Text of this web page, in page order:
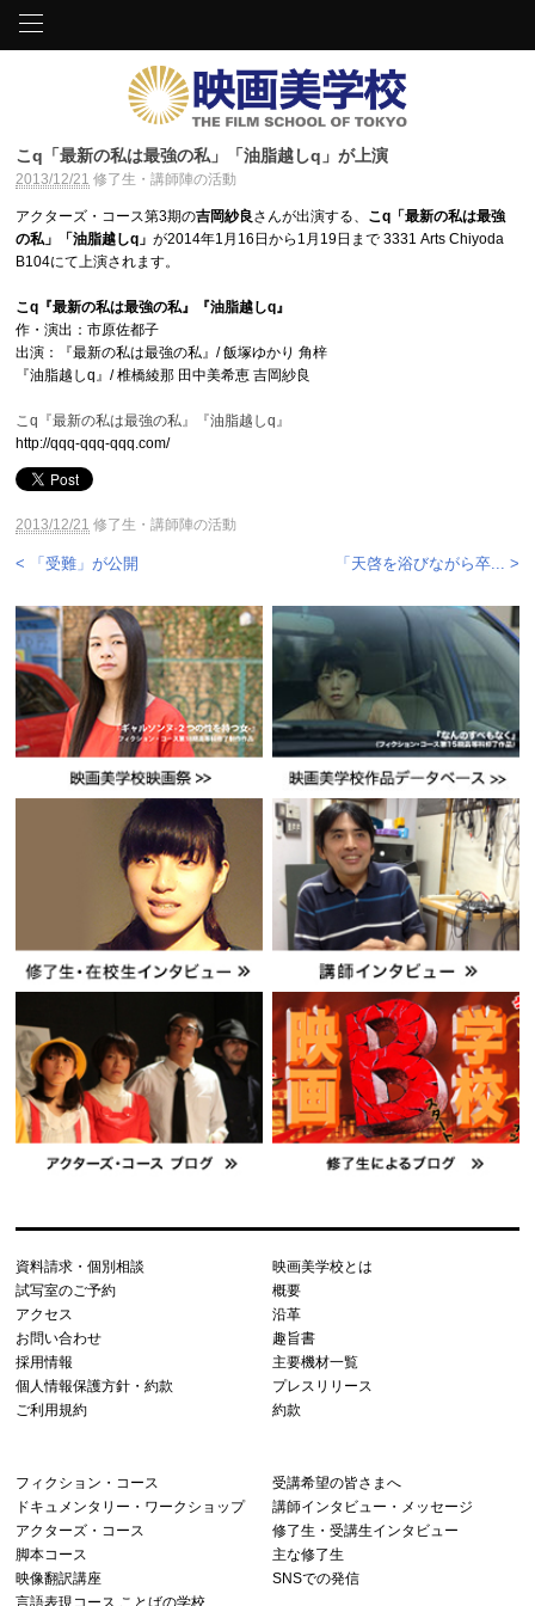
こq「最新の私は最強の私」「油脂越しq」が上演
2013/12/21 修了生・講師陣の活動
アクターズ・コース第3期の吉岡紗良さんが出演する、 こq「最新の私は最強
の私」「油脂越しq」が2014年1月16日から1月19日まで 3331 Arts Chiyoda
B104にて上演されます。
こq『最新の私は最強の私』『油脂越しq』
作・演出：市原佐都子
出演：『最新の私は最強の私』/ 飯塚ゆかり 角梓
『油脂越しq』/ 椎橋綾那 田中美希恵 吉岡紗良
こq『最新の私は最強の私』『油脂越しq』
http://qqq-qqq-qqq.com/
2013/12/21 修了生・講師陣の活動
< 「受難」が公開 「天啓を浴びながら卒... >
資料請求・個別相談
試写室のご予約
アクセス
お問い合わせ
採用情報
個人情報保護方針・約款
ご利用規約
映画美学校とは
概要
沿革
趣旨書
主要機材一覧
プレスリリース
約款
フィクション・コース
ドキュメンタリー・ワークショップ
アクターズ・コース
脚本コース
映像翻訳講座
言語表現コース ことばの学校
受講希望の皆さまへ
講師インタビュー・メッセージ
修了生・受講生インタビュー
主な修了生
SNSでの発信